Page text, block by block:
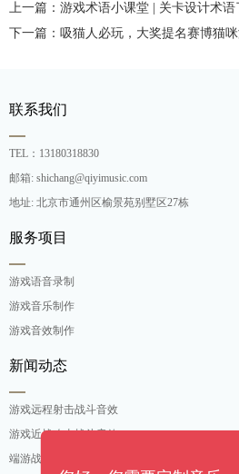
上一篇：游戏术语小课堂 | 关卡设计术语
联系我们
TEL：13180318830
邮箱: shichang@qiyimusic.com
地址: 北京市通州区榆景苑别墅区27栋
服务项目
游戏语音录制
游戏音乐制作
游戏音效制作
新闻动态
游戏远程射击战斗音效
游戏近战攻击战斗音效
端游战斗打击音效定制